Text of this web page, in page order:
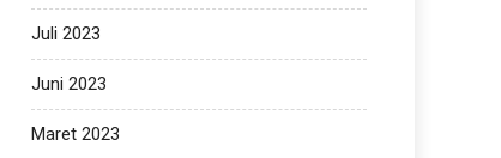
Juli 2023
Juni 2023
Maret 2023